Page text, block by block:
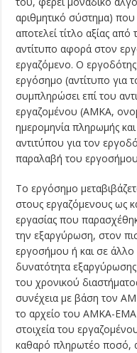
αριθμητικό σύστημα) που
αποτελεί τίτλο αξίας
αντίτυπο αφορά στον
εργαζόμενο. Ο
εργόσημο (αντίτυπο για
συμπληρώσει επί του
εργαζομένου (ΑΜΚΑ,
ημερομηνία πληρωμής
αντιτύπου για τον
παραλαβή του
Το εργόσημο
στους εργαζόμενους ως
εργασίας που
την εξαργύρωση, στον
εργοσήμου ή και σε άλλο
δυνατότητα
του χρονικού
συνέχεια με βάση τον
το αρχείο του ΑΜΚΑ-
στοιχεία του
καθαρό πληρωτέο ποσό,